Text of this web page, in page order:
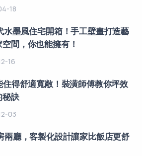
18
水墨風住宅開箱！手工壁畫打造藝
間，你也能擁有！
16
住得舒適寬敞！裝潢師傅教你坪效
秘訣
03
兩廳，客製化設計讓家比飯店更舒